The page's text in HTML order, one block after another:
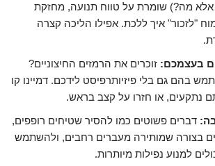
מה?) שומרת על טווח תנועה, מחזקת
"לזכור" איך ללכת. אפילו הליכה קצרה
בעצמכם: זוכרים את הרמזים החיצוניים?
בהם גם בלי פיזיותרפיסט לידכם. דמיינו קו
נתקעים, או חזרו על קצב בראש.
דברים פשוטים כמו להסיר שטיחים רופפים,
בצורה שמותירה מעברים רחבים, ולהשתמש
למנוע נפילות מיותרות.